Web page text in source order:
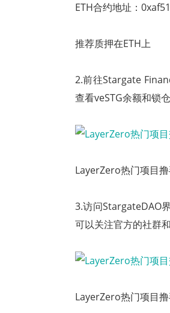
ETH合约地址：
推荐质押在ETH上
2.前往Stargate
查看veSTG余额和锁仓
LayerZero热门项目
3.访问StargateDAO
可以关注官方的社群
LayerZero热门项目